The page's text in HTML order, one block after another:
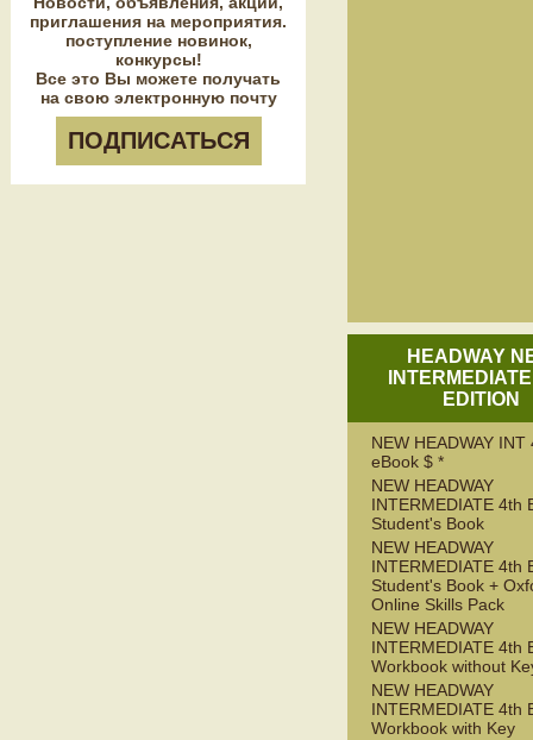
приглашения на мероприятия.
поступление новинок,
конкурсы!
Все это Вы можете получать
на свою электронную почту
ПОДПИСАТЬСЯ
HEADWAY
EDITION
NEW HEADWAY INT
eBook $ *
NEW HEADWAY
INTERMEDIATE 4th
Student's Book
NEW HEADWAY
INTERMEDIATE 4th
Student's Book +
Online Skills Pack
NEW HEADWAY
INTERMEDIATE 4th
Workbook without
NEW HEADWAY
INTERMEDIATE 4th
Workbook with Key